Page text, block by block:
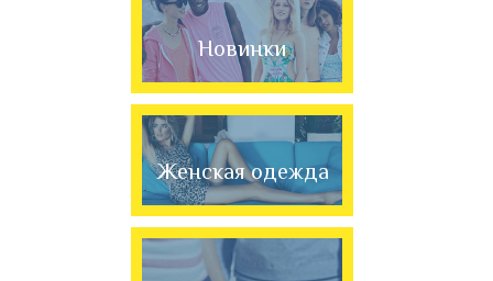
Новинки
Женская одежда